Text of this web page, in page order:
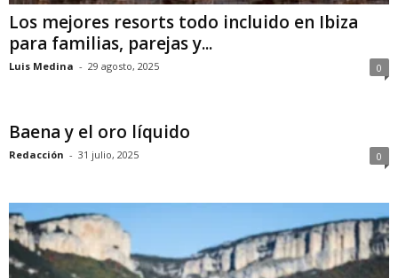
Los mejores resorts todo incluido en Ibiza
para familias, parejas y...
Luis Medina - 29 agosto, 2025 0
Baena y el oro líquido
Redacción - 31 julio, 2025 0